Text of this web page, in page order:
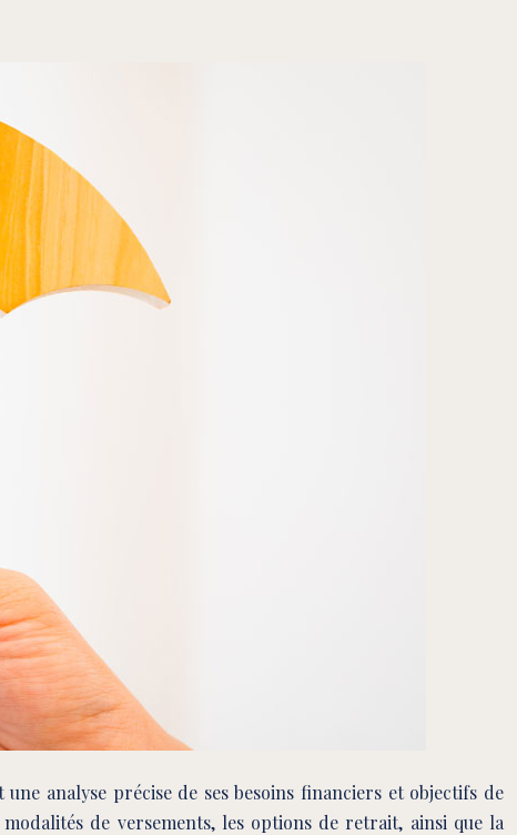
analyse précise de ses besoins financiers et objectifs de
de versements, les options de retrait, ainsi que la